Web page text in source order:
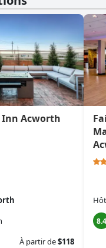
Acworth
À partir de$118
8.4